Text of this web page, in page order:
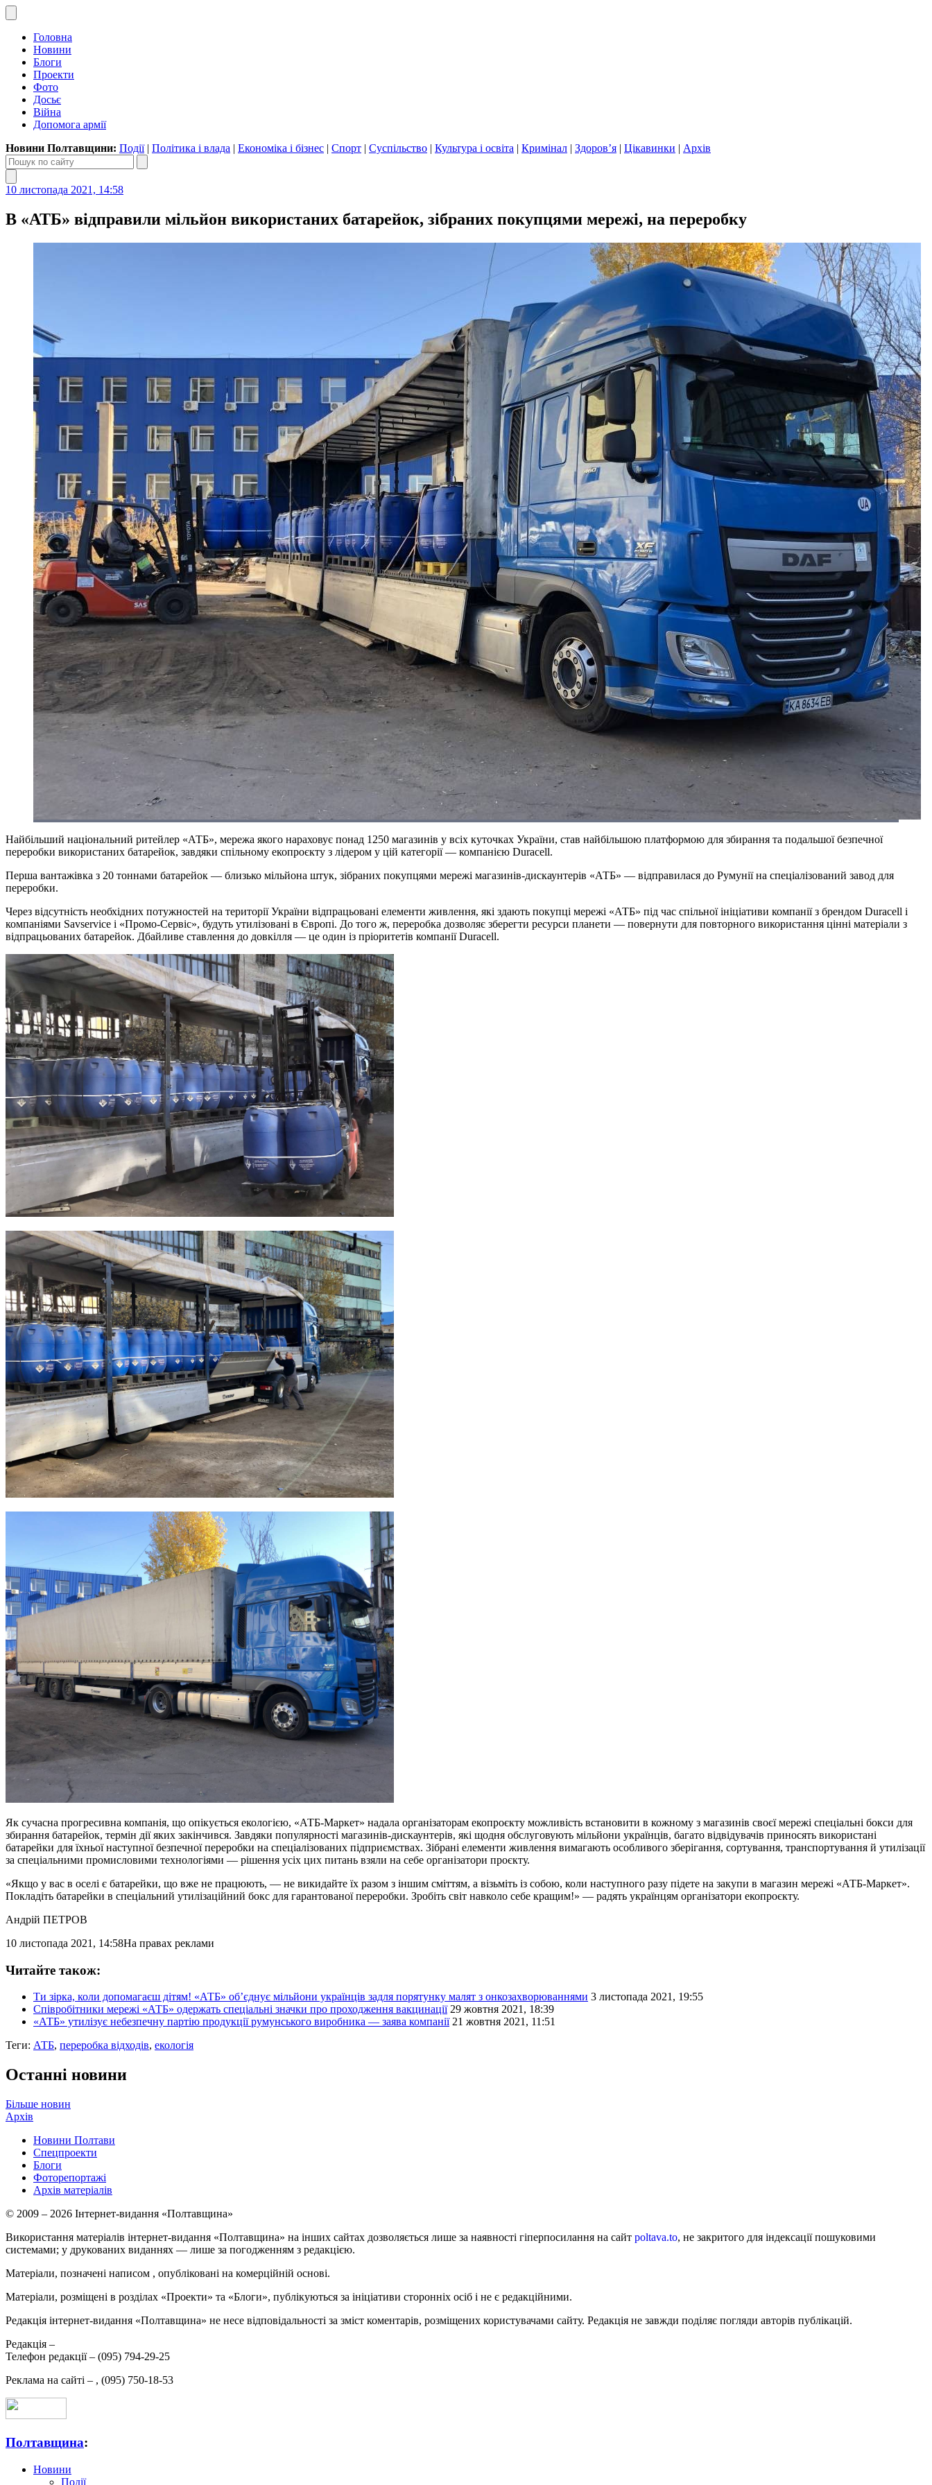
Головна
Новини
Блоги
Проекти
Фото
Досьє
Війна
Допомога армії
Новини Полтавщини: Події| Політика і влада | Економіка і бізнес | Спорт | Суспільство | Культура і освіта | Кримінал | Здоров’я | Цікавинки | Архів
10 листопада 2021, 14:58
В «АТБ» відправили мільйон використаних батарейок, зібраних покупцями мережі, на переробку
Найбільший національний ритейлер «АТБ», мережа якого нараховує понад 1250 магазинів у всіх куточках України, став найбільшою платформою для збирання та подальшої безпечної
переробки використаних батарейок, завдяки спільному екопроєкту з лідером у цій категорії — компанією Duracell.
Перша вантажівка з 20 тоннами батарейок — близько мільйона штук, зібраних покупцями мережі магазинів-дискаунтерів «АТБ» — відправилася до Румунії на спеціалізований завод для
переробки.
Через відсутність необхідних потужностей на території України відпрацьовані елементи живлення, які здають покупці мережі «АТБ» під час спільної ініціативи компанії з брендом Duracell і
компаніями Savservice і «Промо-Сервіс», будуть утилізовані в Європі. До того ж, переробка дозволяє зберегти ресурси планети — повернути для повторного використання цінні матеріали з
відпрацьованих батарейок. Дбайливе ставлення до довкілля — це один із пріоритетів компанії Duracell.
Як сучасна прогресивна компанія, що опікується екологією, «АТБ-Маркет» надала організаторам екопроєкту можливість встановити в кожному з магазинів своєї мережі спеціальні бокси для
збирання батарейок, термін дії яких закінчився. Завдяки популярності магазинів-дискаунтерів, які щодня обслуговують мільйони українців, багато відвідувачів приносять використані
батарейки для їхньої наступної безпечної переробки на спеціалізованих підприємствах. Зібрані елементи живлення вимагають особливого зберігання, сортування, транспортування й утилізації
за спеціальними промисловими технологіями — рішення усіх цих питань взяли на себе організатори проєкту.
«Якщо у вас в оселі є батарейки, що вже не працюють, — не викидайте їх разом з іншим сміттям, а візьміть із собою, коли наступного разу підете на закупи в магазин мережі «АТБ-Маркет».
Покладіть батарейки в спеціальний утилізаційний бокс для гарантованої переробки. Зробіть світ навколо себе кращим!» — радять українцям організатори екопроєкту.
Андрій ПЕТРОВ
10 листопада 2021, 14:58На правах реклами
Читайте також:
Ти зірка, коли допомагаєш дітям! «АТБ» об’єднує мільйони українців задля порятунку малят з онкозахворюваннями 3 листопада 2021, 19:55
Співробітники мережі «АТБ» одержать спеціальні значки про проходження вакцинації 29 жовтня 2021, 18:39
«АТБ» утилізує небезпечну партію продукції румунського виробника — заява компанії 21 жовтня 2021, 11:51
Теги: АТБ, переробка відходів, екологія
Останні новини
Більше новин
Архів
Новини Полтави
Спецпроекти
Блоги
Фоторепортажі
Архів матеріалів
© 2009 – 2026 Інтернет-видання «Полтавщина»
Використання матеріалів інтернет-видання «Полтавщина» на інших сайтах дозволяється лише за наявності гіперпосилання на сайт poltava.to, не закритого для індексації пошуковими
системами; у друкованих виданнях — лише за погодженням з редакцією.
Матеріали, позначені написом , опубліковані на комерційній основі.
Матеріали, розміщені в розділах «Проекти» та «Блоги», публікуються за ініціативи сторонніх осіб і не є редакційними.
Редакція інтернет-видання «Полтавщина» не несе відповідальності за зміст коментарів, розміщених користувачами сайту. Редакція не завжди поділяє погляди авторів публікацій.
Редакція –
Телефон редакції – (095) 794-29-25
Реклама на сайті – , (095) 750-18-53
Полтавщина:
Новини
Події